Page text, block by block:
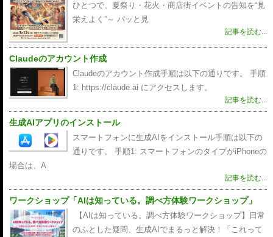
ひとつで、夏祭り・花火・商店街イベントの告知を“見
栄えよく”～ パッと見
記事を読む...
Claudeのアカウント作成
Claudeのアカウント作成手順は以下の通りです。 手順
1: https://claude.ai にアクセスします。
記事を読む...
生成AIアプリのインストール
スマートフォンに生成AIをインストール手順は以下の
通りです。 手順1: スマートフォンのタイプがiPhoneの
場合は、A
記事を読む...
ワークショップ「AIは知っている。調べ方体験ワークショップ」
【AIは知っている。調べ方体験ワークショップ】日常
のふとした疑問、生成AIでまるっと解決！「これって